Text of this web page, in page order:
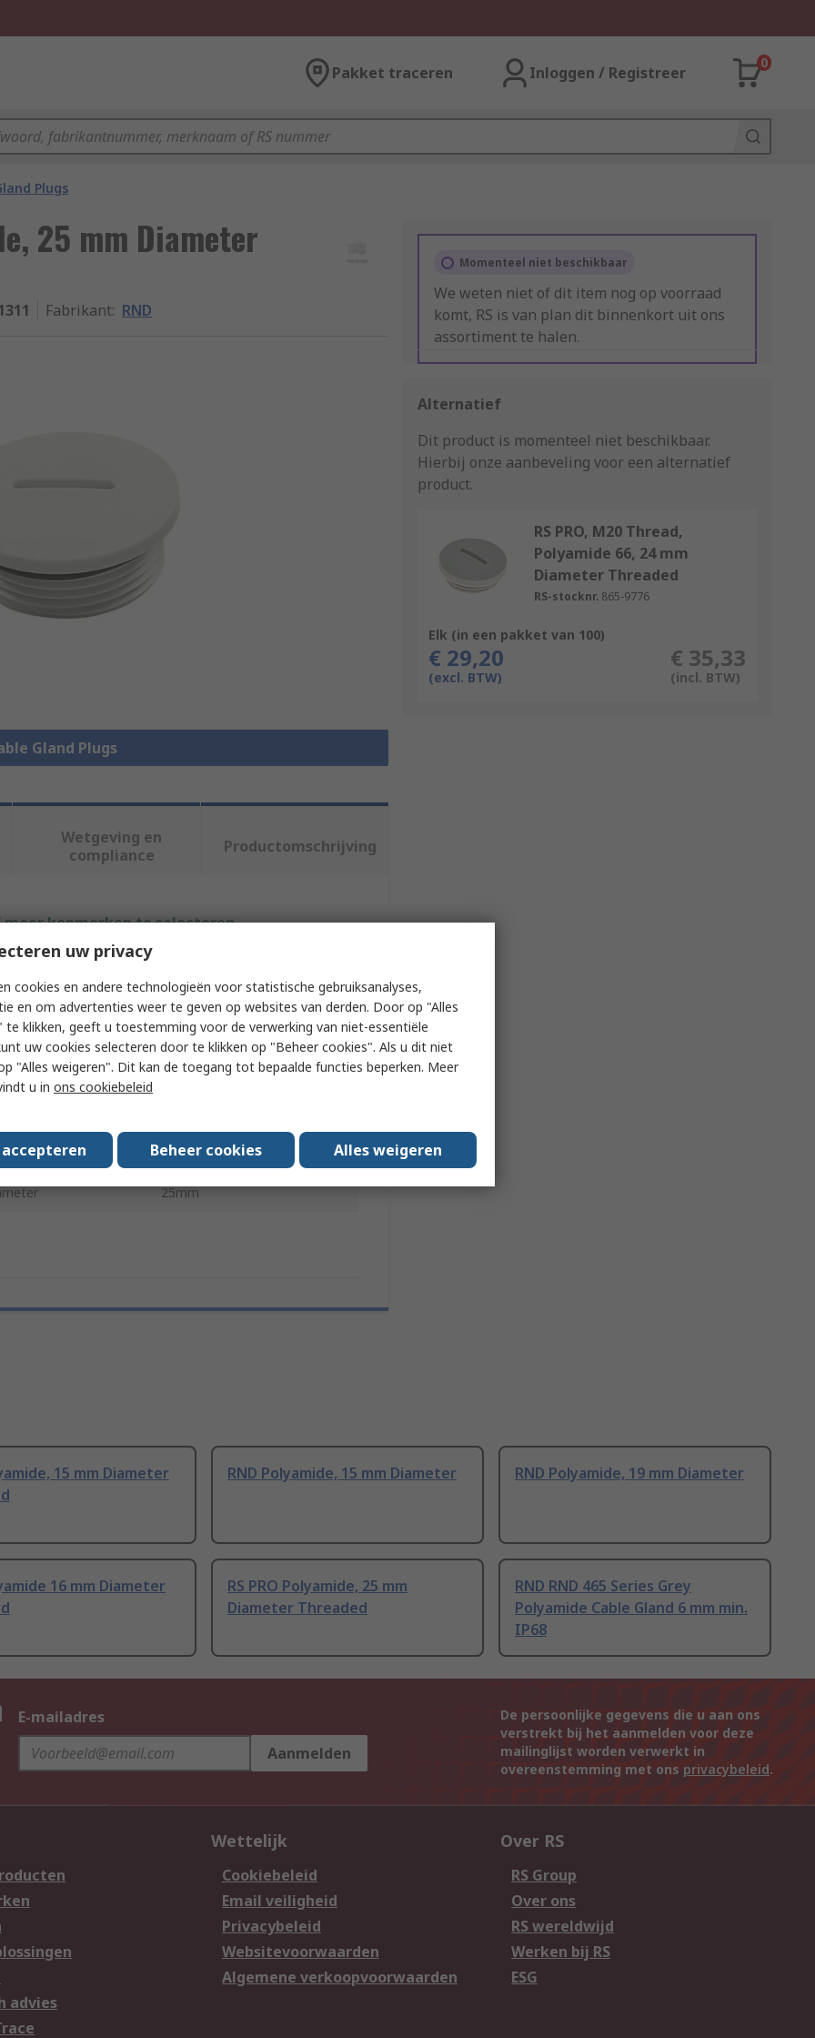
Pakket traceren Inloggen / Registreer
0
Plugs
25 mm Diameter
Fabrikant: RND
Gland Plugs
Momenteel niet beschikbaar
We weten niet of dit item nog op voorraad
komt, RS is van plan dit binnenkort uit ons
assortiment te halen.
Alternatief
Dit product is momenteel niet beschikbaar.
Hierbij onze aanbeveling voor een alternatief
product.
RS PRO, M20 Thread,
Polyamide 66, 24 mm
Diameter Threaded
RS-stocknr. 865-9776
Elk (in een pakket van 100)
€ 29,20
(excl. BTW)
€ 35,33
(incl. BTW)
Wetgeving en
compliance
Productomschrijving
kenmerken te selecteren.
RND
Yes
Type Cable Gland Plug
Polyamide
25mm
15 mm Diameter
RND Polyamide, 15 mm Diameter RND Polyamide, 19 mm Diameter
16 mm Diameter
RS PRO Polyamide, 25 mm
Diameter Threaded
RND RND 465 Series Grey
Polyamide Cable Gland 6 mm min.
IP68
E-mailadres
Aanmelden
De persoonlijke gegevens die u aan ons
verstrekt bij het aanmelden voor deze
mailinglijst worden verwerkt in
overeenstemming met ons privacybeleid.
advies
Wettelijk
Cookiebeleid
Email veiligheid
Privacybeleid
Websitevoorwaarden
Algemene verkoopvoorwaarden
Over RS
RS Group
Over ons
RS wereldwijd
Werken bij RS
ESG
uw privacy
cookies en andere technologieën voor statistische gebruiksanalyses,
en om advertenties weer te geven op websites van derden. Door op "Alles
te klikken, geeft u toestemming voor de verwerking van niet-essentiële
uw cookies selecteren door te klikken op "Beheer cookies". Als u dit niet
"Alles weigeren". Dit kan de toegang tot bepaalde functies beperken. Meer
u in ons cookiebeleid
Beheer cookies Alles weigeren